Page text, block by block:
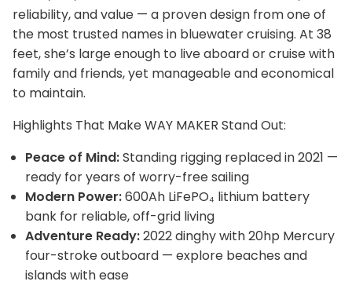
reliability, and value — a proven design from one of
the most trusted names in bluewater cruising. At 38
feet, she’s large enough to live aboard or cruise with
family and friends, yet manageable and economical
to maintain.
Highlights That Make WAY MAKER Stand Out:
Peace of Mind:Standing rigging replaced in 2021 —
ready for years of worry-free sailing
Modern Power:600Ah LiFePO₄ lithium battery
bank for reliable, off-grid living
Adventure Ready:2022 dinghy with 20hp Mercury
four-stroke outboard — explore beaches and
islands with ease